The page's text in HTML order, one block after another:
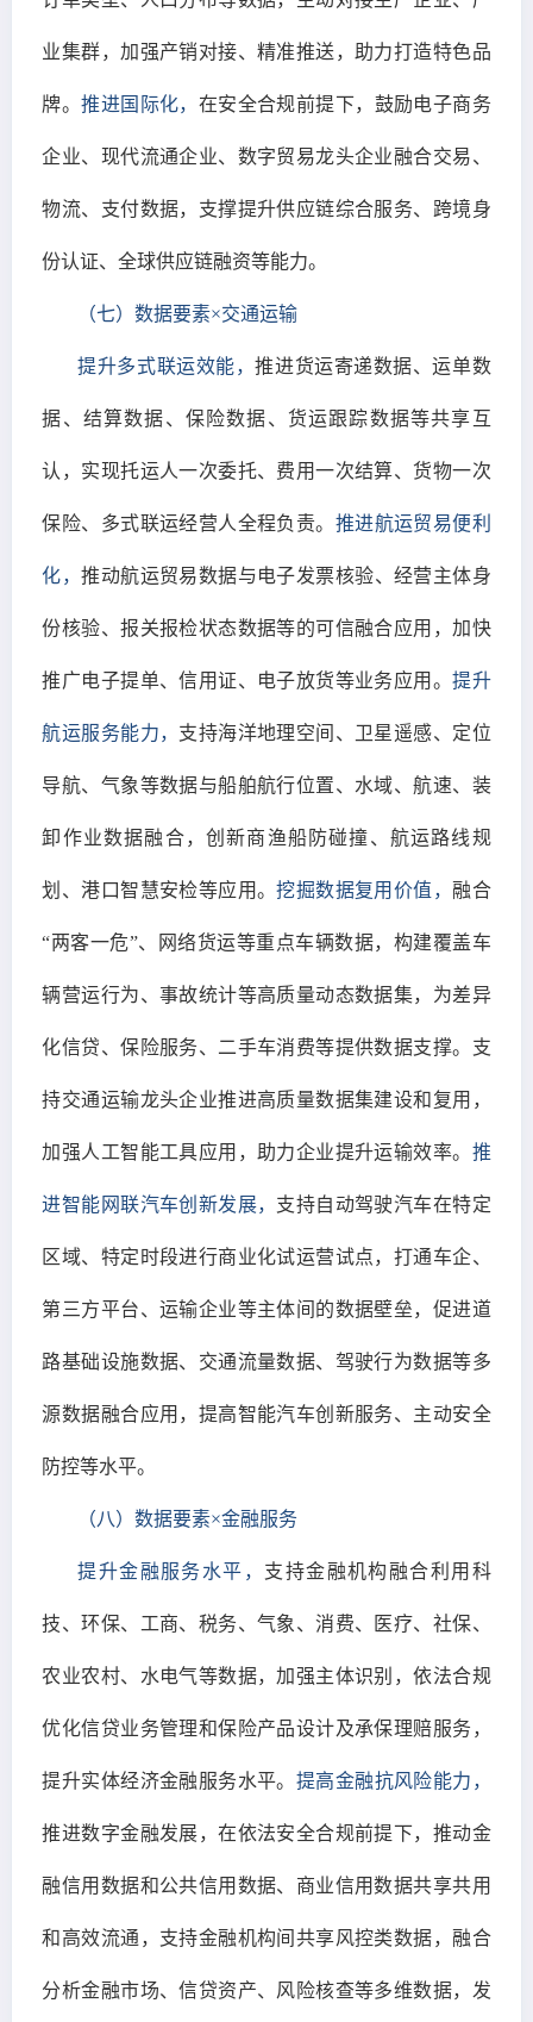
业集群，加强产销对接、精准推送，助力打造特色品
牌。推进国际化， 在安全合规前提下，鼓励电子商务
企业、现代流通企业、数字贸易龙头企业融合交易、
物流、支付数据，支撑提升供应链综合服务、跨境身
份认证、全球供应链融资等能力。
（七）数据要素×交通运输
提升多式联运效能，推进货运寄递数据、运单数
据、结算数据、保险数据、货运跟踪数据等共享互
认，实现托运人一次委托、费用一次结算、货物一次
保险、多式联运经营人全程负责。 推进航运贸易便利
化，推动航运贸易数据与电子发票核验、经营主体身
份核验、报关报检状态数据等的可信融合应用，加快
推广电子提单、信用证、电子放货等业务应用。提升
航运服务能力， 支持海洋地理空间、卫星遥感、定位
导航、气象等数据与船舶航行位置、水域、航速、装
卸作业数据融合，创新商渔船防碰撞、航运路线规
划、港口智慧安检等应用。挖掘数据复用价值， 融合
“两客一危”、网络货运等重点车辆数据，构建覆盖车
辆营运行为、事故统计等高质量动态数据集，为差异
化信贷、保险服务、二手车消费等提供数据支撑。支
持交通运输龙头企业推进高质量数据集建设和复用，
加强人工智能工具应用，助力企业提升运输效率。 推
进智能网联汽车创新发展， 支持自动驾驶汽车在特定
区域、特定时段进行商业化试运营试点，打通车企、
第三方平台、运输企业等主体间的数据壁垒，促进道
路基础设施数据、交通流量数据、驾驶行为数据等多
源数据融合应用，提高智能汽车创新服务、主动安全
防控等水平。
（八）数据要素×金融服务
提升金融服务水平， 支持金融机构融合利用科
技、环保、工商、税务、气象、消费、医疗、社保、
农业农村、水电气等数据，加强主体识别，依法合规
优化信贷业务管理和保险产品设计及承保理赔服务，
提升实体经济金融服务水平。 提高金融抗风险能力，
推进数字金融发展，在依法安全合规前提下，推动金
融信用数据和公共信用数据、商业信用数据共享共用
和高效流通，支持金融机构间共享风控类数据，融合
分析金融市场、信贷资产、风险核查等多维数据，发